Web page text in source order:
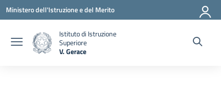
Vai ai contenuti
Vai al menu di navigazione
Vai al footer
Ministero dell'Istruzione e del Merito
Istituto di Istruzione
Superiore
V. Gerace